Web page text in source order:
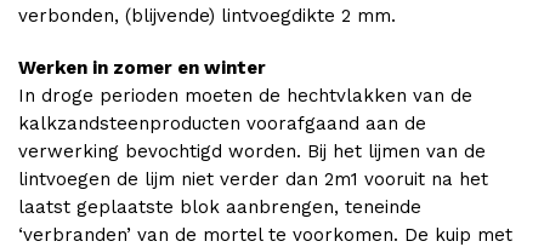
verbonden, (blijvende) lintvoegdikte 2 mm.
Werken in zomer en winter
In droge perioden moeten de hechtvlakken van de
kalkzandsteenproducten voorafgaand aan de
verwerking bevochtigd worden. Bij het lijmen van de
lintvoegen de lijm niet verder dan 2m1 vooruit na het
laatst geplaatste blok aanbrengen, teneinde
‘verbranden’ van de mortel te voorkomen. De kuip met